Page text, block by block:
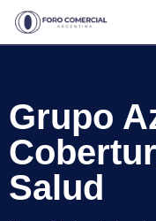
Skip
Grupo
Salud